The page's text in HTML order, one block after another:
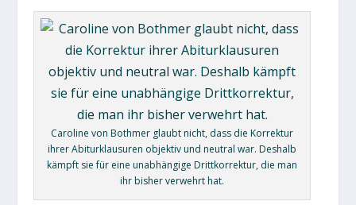
Caroline von Bothmer glaubt nicht, dass die Korrektur
ihrer Abiturklausuren objektiv und neutral war. Deshalb
kämpft sie für eine unabhängige Drittkorrektur, die man
ihr bisher verwehrt hat.